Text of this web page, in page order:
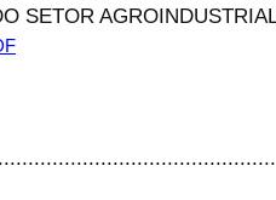
SETOR